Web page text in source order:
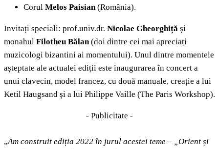
Corul Melos Paisian (România).
Invitați speciali: prof.univ.dr. Nicolae Gheorghiță și
monahul Filotheu Bălan (doi dintre cei mai apreciați
muzicologi bizantini ai momentului). Unul dintre momentele
așteptate ale actualei ediții este inaugurarea în concert a
unui clavecin, model francez, cu două manuale, creație a lui
Ketil Haugsand și a lui Philippe Vaille (The Paris Workshop).
- Publicitate -
„Am construit ediția 2022 în jurul acestei teme – „Orient și